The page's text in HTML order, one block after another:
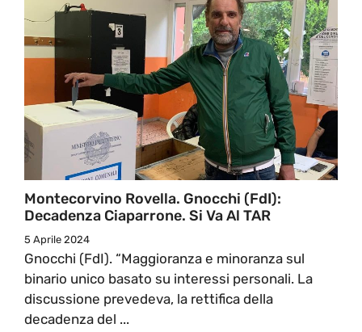
Montecorvino Rovella. Gnocchi (FdI):
Decadenza Ciaparrone. Si Va Al TAR
5 Aprile 2024
Gnocchi (FdI). “Maggioranza e minoranza sul
binario unico basato su interessi personali. La
discussione prevedeva, la rettifica della
decadenza del ...